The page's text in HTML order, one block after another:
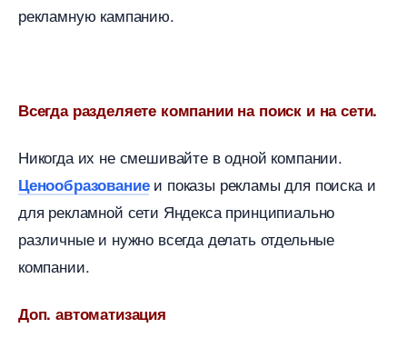
рекламную кампанию.
сегда разделяете компании на поиск и на сети.
Никогда их не смешивайте в одной компании.
Ценообразованиеи показы рекламы для поиска и
для рекламной сети Яндекса принципиально
различные и нужно всегда делать отдельные
компании.
Доп. автоматизация